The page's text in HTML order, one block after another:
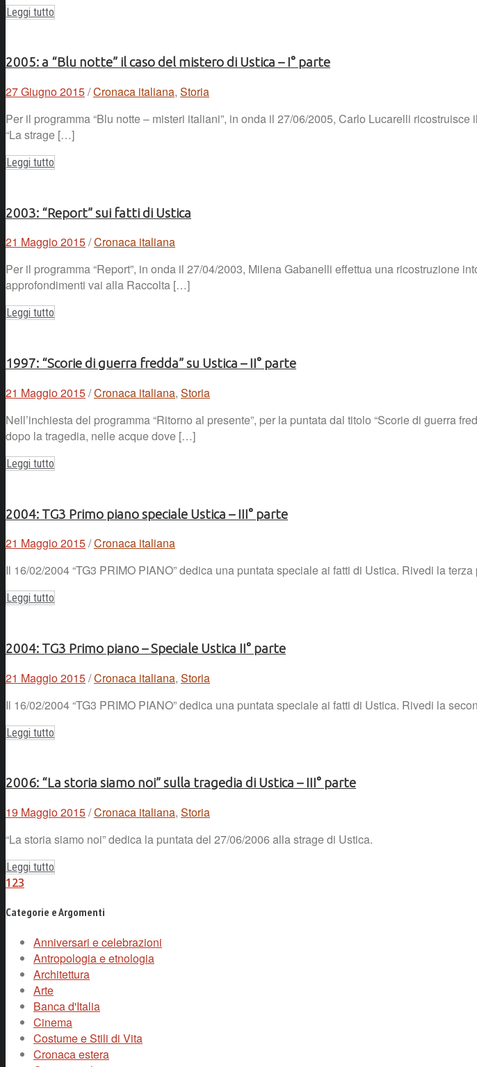
Leggi tutto
2005: a “Blu notte” il caso del mistero di Ustica – I° parte
27 Giugno 2015/Cronaca italiana, Storia
Per il programma “Blu notte – misteri italiani”, in onda il 27/06/2005, Carlo Lucarelli
“La strage […]
Leggi tutto
2003: “Report” sui fatti di Ustica
21 Maggio 2015/Cronaca italiana
Per il programma “Report”, in onda il 27/04/2003, Milena Gabanelli effettua una
approfondimenti vai alla Raccolta […]
Leggi tutto
1997: “Scorie di guerra fredda” su Ustica – II° parte
21 Maggio 2015/Cronaca italiana, Storia
Nell’inchiesta del programma “Ritorno al presente”, per la puntata dal titolo “Scorie di guerra
dopo la tragedia, nelle acque dove […]
Leggi tutto
2004: TG3 Primo piano speciale Ustica – III° parte
21 Maggio 2015/Cronaca italiana
Il 16/02/2004 “TG3 PRIMO PIANO” dedica una puntata speciale ai fatti di Ustica. Rivedi la
Leggi tutto
2004: TG3 Primo piano – Speciale Ustica II° parte
21 Maggio 2015/Cronaca italiana, Storia
Il 16/02/2004 “TG3 PRIMO PIANO” dedica una puntata speciale ai fatti di Ustica. Rivedi la
Leggi tutto
2006: “La storia siamo noi” sulla tragedia di Ustica – III° parte
19 Maggio 2015/Cronaca italiana, Storia
“La storia siamo noi” dedica la puntata del 27/06/2006 alla strage di Ustica.
Leggi tutto
123
Categorie e Argomenti
Anniversari e celebrazioni
Antropologia e etnologia
Architettura
Arte
Banca d'Italia
Cinema
Costume e Stili di Vita
Cronaca estera